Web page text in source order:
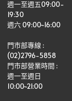
週一至週五09:00-
19:30
週六 09:00~16:00
門市部專線 :
(02)2796-5858
門市部營業時間 :
週一至週日
10:00~21:00